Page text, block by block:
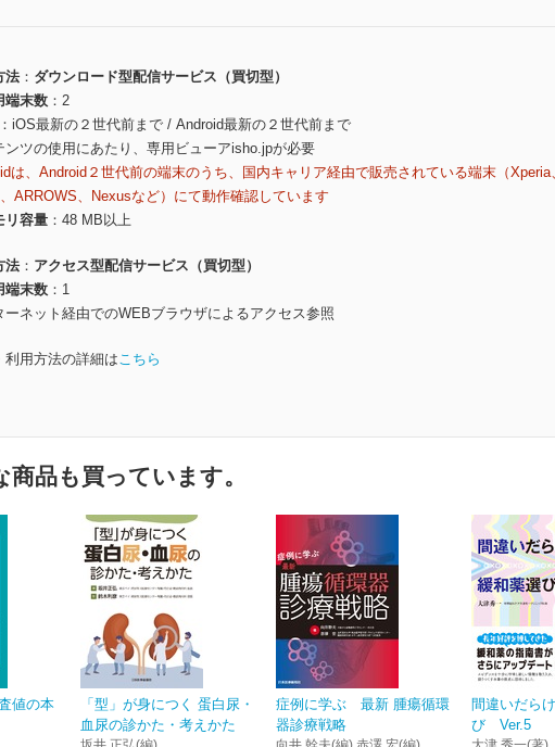
法
ダウンロード型配信サービス（買切型）
端末数
2
iOS最新の２世代前まで / Android最新の２世代前まで
ツの使用にあたり、専用ビューアisho.jpが必要
は、Android２世代前の端末のうち、国内キャリア経由で販売されている端末（Xperia
ARROWS、Nexusなど）にて動作確認しています
リ容量
48 MB以上
法
アクセス型配信サービス（買切型）
端末数
1
ネット経由でのWEBブラウザによるアクセス参照
用方法の詳細はこちら
品も買っています。
値の本
「型」が身につく 蛋白尿・
血尿の診かた・考えかた
症例に学ぶ 最新 腫瘍循環
器診療戦略
間違いだら
び Ver.5